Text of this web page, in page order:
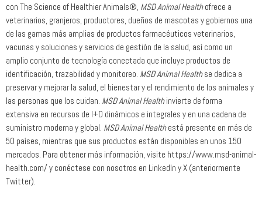
con The Science of Healthier Animals®, MSD Animal Healthofrece a
veterinarios, granjeros, productores, dueños de mascotas y gobiernos una
de las gamas más amplias de productos farmacéuticos veterinarios,
vacunas y soluciones y servicios de gestión de la salud, así como un
amplio conjunto de tecnología conectada que incluye productos de
identificación, trazabilidad y monitoreo. MSD Animal Healthse dedica a
preservar y mejorar la salud, el bienestar y el rendimiento de los animales y
las personas que los cuidan. MSD Animal Healthinvierte de forma
extensiva en recursos de I+D dinámicos e integrales y en una cadena de
suministro moderna y global. MSD Animal Healthestá presente en más de
50 países, mientras que sus productos están disponibles en unos 150
mercados. Para obtener más información, visite https://www.msd-animal-
health.com/ y conéctese con nosotros en LinkedIn y X (anteriormente
Twitter).